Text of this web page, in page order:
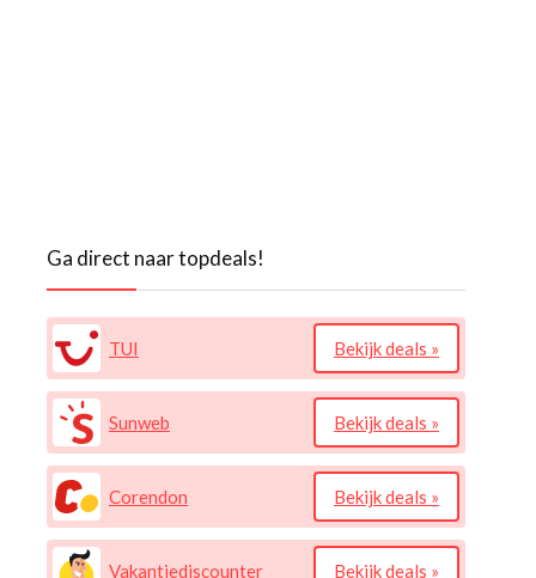
Ga direct naar topdeals!
TUI Bekijk deals »
Sunweb Bekijk deals »
Corendon Bekijk deals »
Vakantiediscounter Bekijk deals »